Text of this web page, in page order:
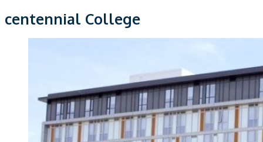
centennial College